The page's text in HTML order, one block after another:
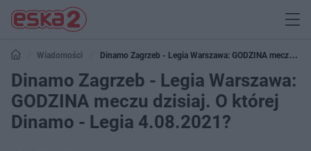
Wiadomości
Dinamo Zagrzeb - Legia Warszawa: GODZINA meczu
dzisiaj. O której Dinamo - Legia 4.08.2021?
Dinamo Zagrzeb - Legia Warszawa:
GODZINA meczu dzisiaj. O której
Dinamo - Legia 4.08.2021?